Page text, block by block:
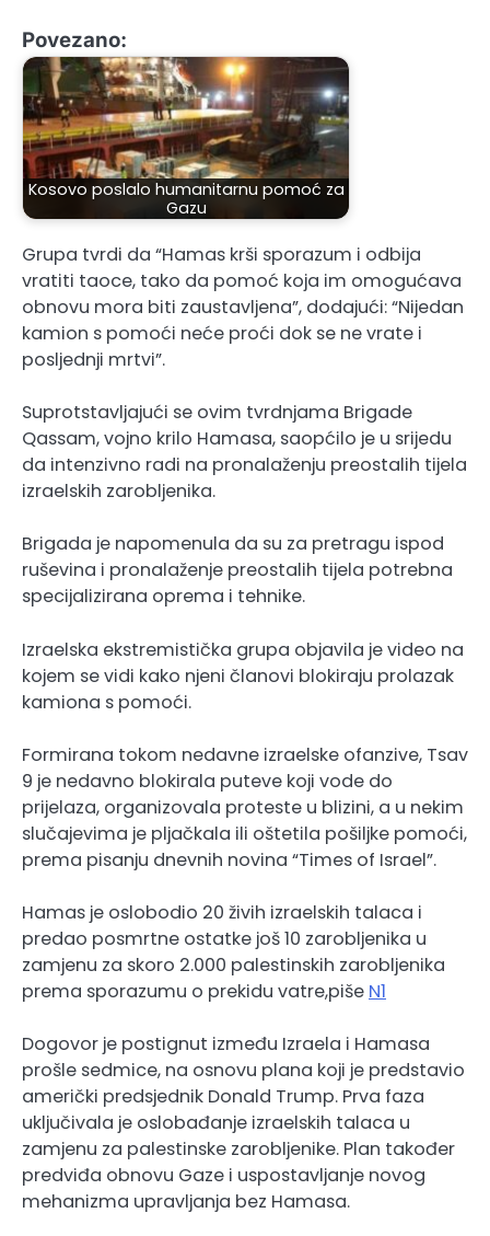
Povezano:
Kosovo poslalo humanitarnu pomoć za
Gazu
Grupa tvrdi da “Hamas krši sporazum i odbija
vratiti taoce, tako da pomoć koja im omogućava
obnovu mora biti zaustavljena”, dodajući: “Nijedan
kamion s pomoći neće proći dok se ne vrate i
posljednji mrtvi”.
Suprotstavljajući se ovim tvrdnjama Brigade
Qassam, vojno krilo Hamasa, saopćilo je u srijedu
da intenzivno radi na pronalaženju preostalih tijela
izraelskih zarobljenika.
Brigada je napomenula da su za pretragu ispod
ruševina i pronalaženje preostalih tijela potrebna
specijalizirana oprema i tehnike.
Izraelska ekstremistička grupa objavila je video na
kojem se vidi kako njeni članovi blokiraju prolazak
kamiona s pomoći.
Formirana tokom nedavne izraelske ofanzive, Tsav
9 je nedavno blokirala puteve koji vode do
prijelaza, organizovala proteste u blizini, a u nekim
slučajevima je pljačkala ili oštetila pošiljke pomoći,
prema pisanju dnevnih novina “Times of Israel”.
Hamas je oslobodio 20 živih izraelskih talaca i
predao posmrtne ostatke još 10 zarobljenika u
zamjenu za skoro 2.000 palestinskih zarobljenika
prema sporazumu o prekidu vatre,piše N1
Dogovor je postignut između Izraela i Hamasa
prošle sedmice, na osnovu plana koji je predstavio
američki predsjednik Donald Trump. Prva faza
uključivala je oslobađanje izraelskih talaca u
zamjenu za palestinske zarobljenike. Plan također
predviđa obnovu Gaze i uspostavljanje novog
mehanizma upravljanja bez Hamasa.